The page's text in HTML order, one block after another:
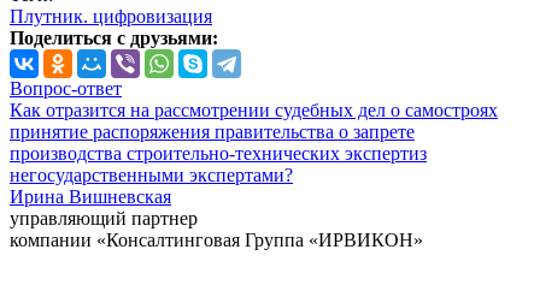
Плутник. цифровизация
Поделиться с друзьями:
Вопрос-ответ
Как отразится на рассмотрении судебных дел о самостроях
принятие распоряжения правительства о запрете
производства строительно-технических экспертиз
негосударственными экспертами?
Ирина Вишневская
управляющий партнер
компании «Консалтинговая Группа «ИРВИКОН»